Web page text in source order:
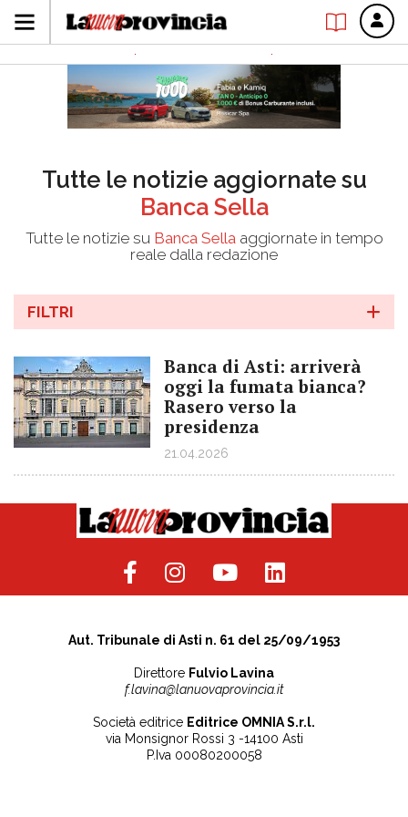
Tutte le notizie aggiornate su
Banca Sella
Tutte le notizie su Banca Sellaaggiornate in tempo
reale dalla redazione
FILTRI
Banca di Asti: arriverà
oggi la fumata bianca?
Rasero verso la
presidenza
21.04.2026
Aut. Tribunale di Asti n. 61 del 25/09/1953
Direttore Fulvio Lavina
f.lavina@lanuovaprovincia.it
Società editrice Editrice OMNIA S.r.l.
via Monsignor Rossi 3 -14100 Asti
P.Iva 00080200058